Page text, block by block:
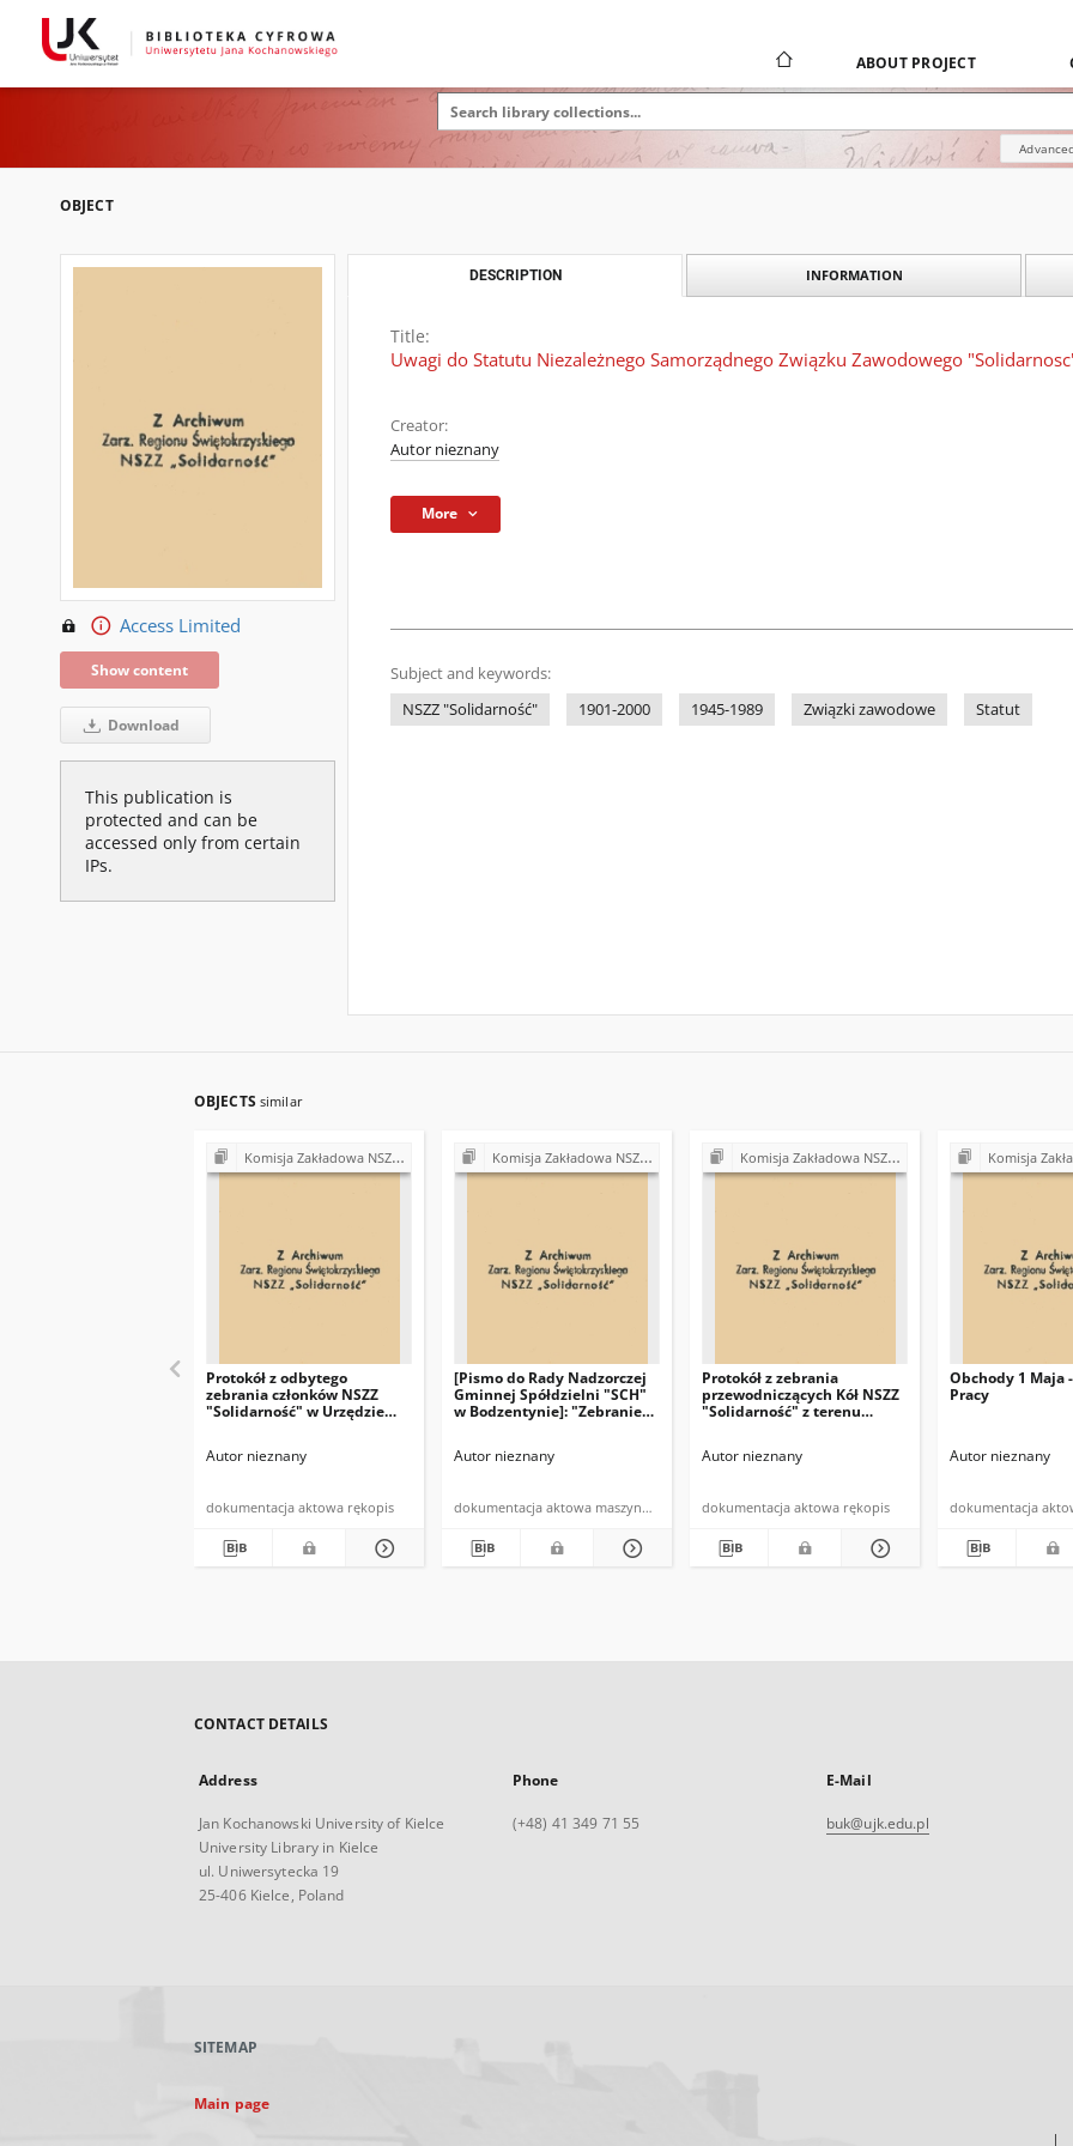
ABOUT PROJECT
OBJECT
Access Limited
Show content
Download
This publication is
protected and can be
accessed only from certain
IPs.
DESCRIPTION INFORMATION
Title:
Uwagi do Statutu Niezależnego Samorządnego Związku Zawodowego
Creator:
Autor nieznany
More
Subject and keywords:
NSZZ "Solidarność"
1901-2000 1945-1989 Związki zawodowe Statut
OBJECTS similar
Komisja Zakładowa NSZZ "Solidarność" przy Urzędzie Gminy w Bodzentynie
Protokół z odbytego
zebrania członków NSZZ
"Solidarność" w Urzędzie
Autor nieznany
dokumentacja aktowa rękopis
Komisja Zakładowa NSZZ "Solidarność" przy Urzędzie Gminy w Bodzentynie
[Pismo do Rady Nadzorczej
Gminnej Spółdzielni "SCH"
w Bodzentynie]: "Zebranie
w dniu 19 czerwca 1981 roku
Autor nieznany
dokumentacja aktowa maszynopis
Komisja Zakładowa NSZZ "Solidarność" przy Urzędzie Gminy w Bodzentynie
Protokół z zebrania
przewodniczących Kół NSZZ
"Solidarność" z terenu
Autor nieznany
dokumentacja aktowa rękopis
Komisja Zakładowa NSZZ "Solidarność"
Obchody 1 Maja
Pracy
Autor nieznany
CONTACT DETAILS
Address
Jan Kochanowski University of Kielce
University Library in Kielce
ul. Uniwersytecka 19
25-406 Kielce, Poland
Phone
(+48) 41 349 71 55
E-Mail
buk@ujk.edu.pl
SITEMAP
Main page